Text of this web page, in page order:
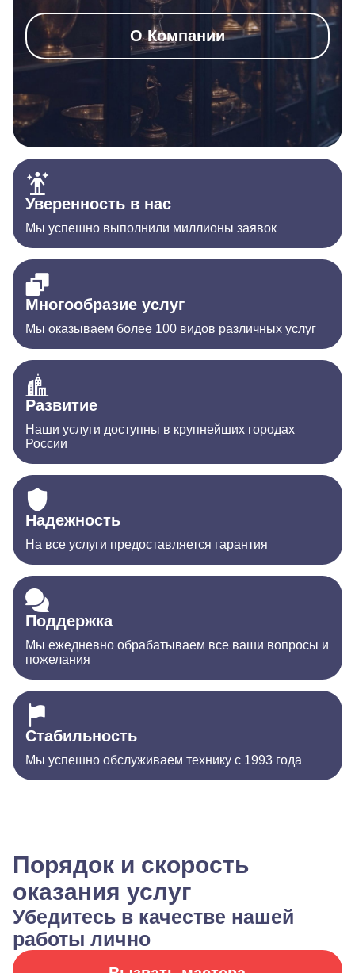
О Компании
Уверенность в нас
Мы успешно выполнили миллионы заявок
Многообразие услуг
Мы оказываем более 100 видов различных услуг
Развитие
Наши услуги доступны в крупнейших городах
России
Надежность
На все услуги предоставляется гарантия
Поддержка
Мы ежедневно обрабатываем все ваши вопросы и
пожелания
Стабильность
Мы успешно обслуживаем технику с 1993 года
Порядок и скорость
оказания услуг
Убедитесь в качестве нашей
работы лично